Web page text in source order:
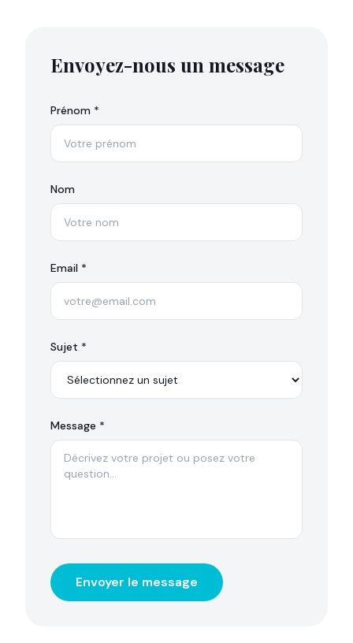
Envoyez-nous un message
Prénom *
Nom
Email *
Sujet *
Message *
Envoyer le message